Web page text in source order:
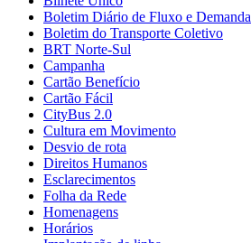
Boletim Diário de Fluxo e Demanda
Boletim do Transporte Coletivo
BRT Norte-Sul
Campanha
Cartão Benefício
Cartão Fácil
CityBus 2.0
Cultura em Movimento
Desvio de rota
Direitos Humanos
Esclarecimentos
Folha da Rede
Homenagens
Horários